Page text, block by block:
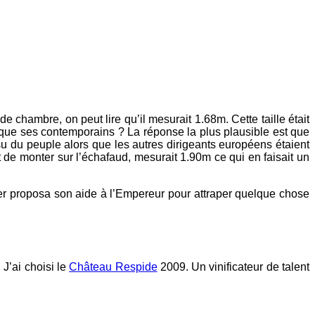
chambre, on peut lire qu’il mesurait 1.68m. Cette taille était
ses contemporains ? La réponse la plus plausible est que
du peuple alors que les autres dirigeants européens étaient
monter sur l’échafaud, mesurait 1.90m ce qui en faisait un
son aide à l’Empereur pour attraper quelque chose
J’ai choisi leChâteau Respide2009. Un vinificateur de talent